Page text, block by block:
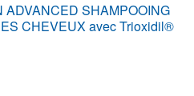
ADVANCED SHAMPOOING
CHEVEUX avec Trioxidil®